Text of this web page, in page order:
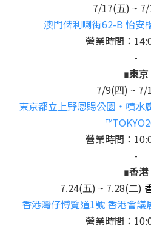
7/17(五) ~
澳門俾利喇街62-B 怡安
營業時間：
-
∎東京
7/9(四) ~ 7/
東京都立上野恩賜公園・噴水
營業時間：
-
∎香港
7.24(五) ~ 7.28(二)
香港灣仔博覽道1號 香港會
營業時間：